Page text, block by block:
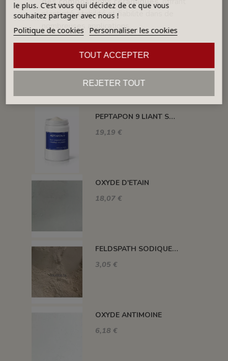
plasticité, stabilité et fiabilité dans de
nombreuses applications.
DANS LA MÊME CATÉGORIE
PEPTAPON 9 LIANT SUSPENSIF ÉMAIL PISTOLET PEP9
19,19 €
OXYDE D'ETAIN
18,07 €
FELDSPATH SODIQUE FN72
3,05 €
OXYDE ANTIMOINE
6,18 €
le plus. C'est vous qui décidez de ce que vous
souhaitez partager avec nous !
Politique de cookies Personnaliser les cookies
REJETER TOUT
TOUT ACCEPTER